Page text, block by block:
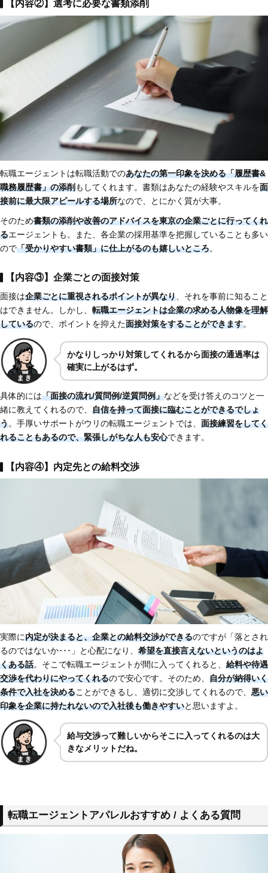
【内容②】選考に必要な書類添削
転職エージェントは転職活動でのあなたの第一印象を決める「履歴書&
職務履歴書」の添削 もしてくれます。書類はあなたの経験やスキルを面
接前に最大限アピールする場所なので、とにかく質が大事。
そのため書類の添削や改善のアドバイスを東京の企業ごとに行ってくれ
るエージェントも。また、各企業の採用基準を把握していることも多い
ので「受かりやすい書類」に仕上がるのも嬉しいところ。
【内容③】企業ごとの面接対策
面接は企業ごとに重視されるポイントが異なり、それを事前に知ること
はできません。しかし、 転職エージェントは企業の求める人物像を理解
しているので、ポイントを抑えた面接対策をすることができます。
かなりしっかり対策してくれるから面接の通過率は
確実に上がるはず。
具体的には「面接の流れ/質問例/逆質問例」などを受け答えのコツと一
緒に教えてくれるので、 自信を持って面接に臨むことができるでしょ
う。手厚いサポートがウリの転職エージェントでは、 面接練習をしてく
れることもあるので、緊張しがちな人も安心できます。
【内容④】内定先との給料交渉
実際に内定が決まると、企業との給料交渉ができるのですが「落とされ
るのではないか･･･」と心配になり、 希望を直接言えないというのはよ
くある話。そこで転職エージェントが間に入ってくれると、 給料や待遇
交渉を代わりにやってくれるので安心です。そのため、 自分が納得いく
条件で入社を決めることができるし、適切に交渉してくれるので、 悪い
印象を企業に持たれないので入社後も働きやすいと思いますよ。
給与交渉って難しいからそこに入ってくれるのは大
きなメリットだね。
転職エージェントアパレルおすすめ / よくある質問